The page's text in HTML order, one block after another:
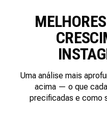
Uma análise mais
acima — o que
precificadas e como